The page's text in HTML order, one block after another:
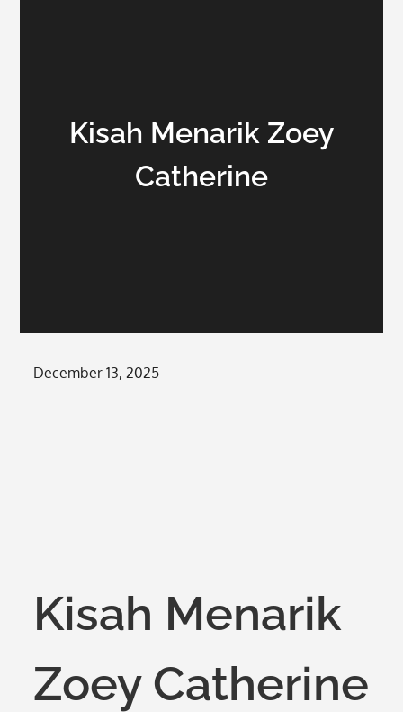
Kisah Menarik Zoey
Catherine
Posted
December 13, 2025
Kisah Menarik
Zoey Catherine